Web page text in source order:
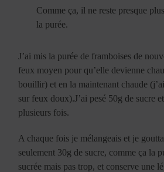
Comme ça, il ne reste presque
la purée.
J’ai mis la purée de framboises de
feux moyen pour qu’elle devienne
bouillir) et en la maintenant chaude
sur feux doux).J’ai pesé 50g de sucre
plusieurs fois.
A chaque fois je mélangeais et je
seulement 30g de sucre, comme ça la
sucrée mais pas trop, et conserve une